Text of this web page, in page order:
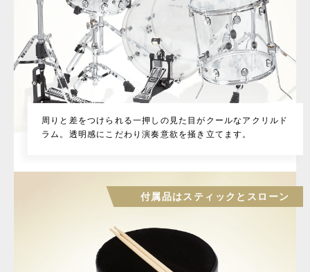
周りと差をつけられる一押しの見た目がクールなアクリルド
ラム。透明感にこだわり演奏意欲を掻き立てます。
付属品はスティックとスローン